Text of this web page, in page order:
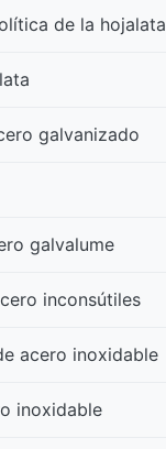
de la hojalata
galvanizado
galvalume
inconsútiles
acero inoxidable
inoxidable